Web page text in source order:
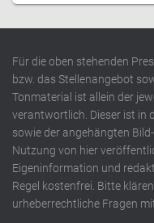
Für die oben stehenden
bzw. das Stellenangebot
Tonmaterial ist allein der
verantwortlich. Dieser ist in
sowie der angehängten
Nutzung von hier
Eigeninformation und
Regel kostenfrei. Bitte
urheberrechtliche Fragen